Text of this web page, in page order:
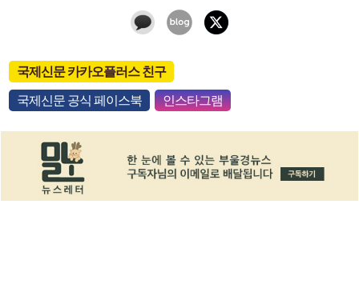
국제신문 카카오플러스 친구
국제신문 공식 페이스북 인스타그램